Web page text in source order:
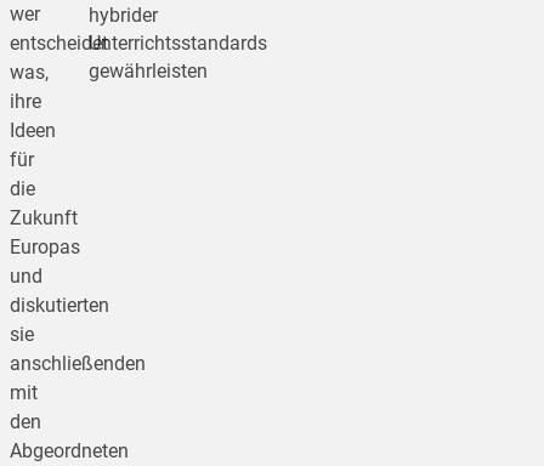
wer
entscheidet
was,
ihre
Ideen
für
die
Zukunft
Europas
und
diskutierten
sie
anschließenden
mit
den
Abgeordneten
hybrider
Unterrichtsstandards
gewährleisten